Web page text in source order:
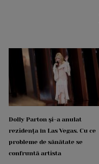
Dolly Parton și-a anulat
rezidența în Las Vegas. Cu ce
probleme de sănătate se
confruntă artista